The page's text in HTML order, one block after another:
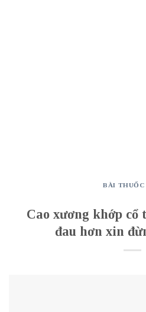
BÀI THUỐC
Cao xương khớp cổ
đau hơn xin